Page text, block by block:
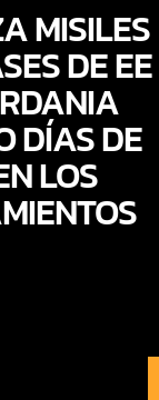
MISILES
DE EE
DÍAS DE
LOS